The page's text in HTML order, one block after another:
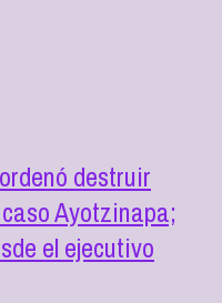
destruir
Ayotzinapa;
el ejecutivo